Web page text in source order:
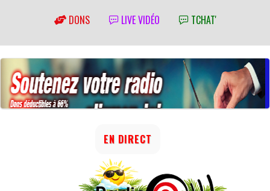
DONS LIVE VIDÉO TCHAT'
EN DIRECT